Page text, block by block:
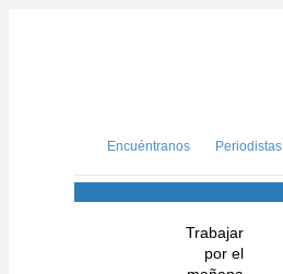
Encuéntranos Periodistas
Trabajar
por el